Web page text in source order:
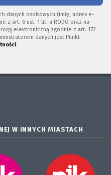
danych osobowych (imię, adres e-
z art. 6 ust. 1 lit. a RODO oraz na
elektroniczną zgodnie z art. 172
danych jest Punkt
.
W INNYCH MIASTACH